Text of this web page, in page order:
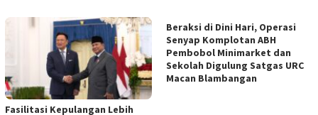
Fasilitasi Kepulangan Lebih
Beraksi di Dini Hari, Operasi
Senyap Komplotan ABH
Pembobol Minimarket dan
Sekolah Digulung Satgas URC
Macan Blambangan